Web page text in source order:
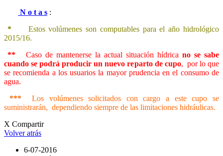
N o t a s :
*Estos volúmenes son computables para el año hidrológico
2015/16.
** Caso de mantenerse la actual situación hídrica no se sabe
cuando se podrá producir un nuevo reparto de cupo, por lo que
se recomienda a los usuarios la mayor prudencia en el consumo de
agua.
***Los volúmenes solicitados con cargo a este cupo
se
suministrarán, dependiendo siempre de las limitaciones hidráulicas.
X Compartir
Volver atrás
6-07-2016